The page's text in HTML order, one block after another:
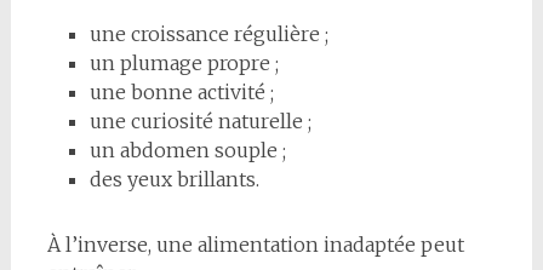
une croissance régulière ;
un plumage propre ;
une bonne activité ;
une curiosité naturelle ;
un abdomen souple ;
des yeux brillants.
À l’inverse, une alimentation inadaptée peut